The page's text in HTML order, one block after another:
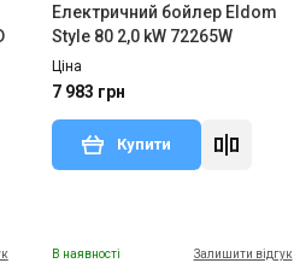
Електричний бойлер Eldom
Style 80 2,0 kW 72265W
Ціна
7 983 грн
Купити
В наявності Залишити відгук